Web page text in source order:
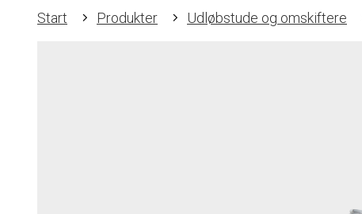
Start Produkter Udløbstude og omskiftere